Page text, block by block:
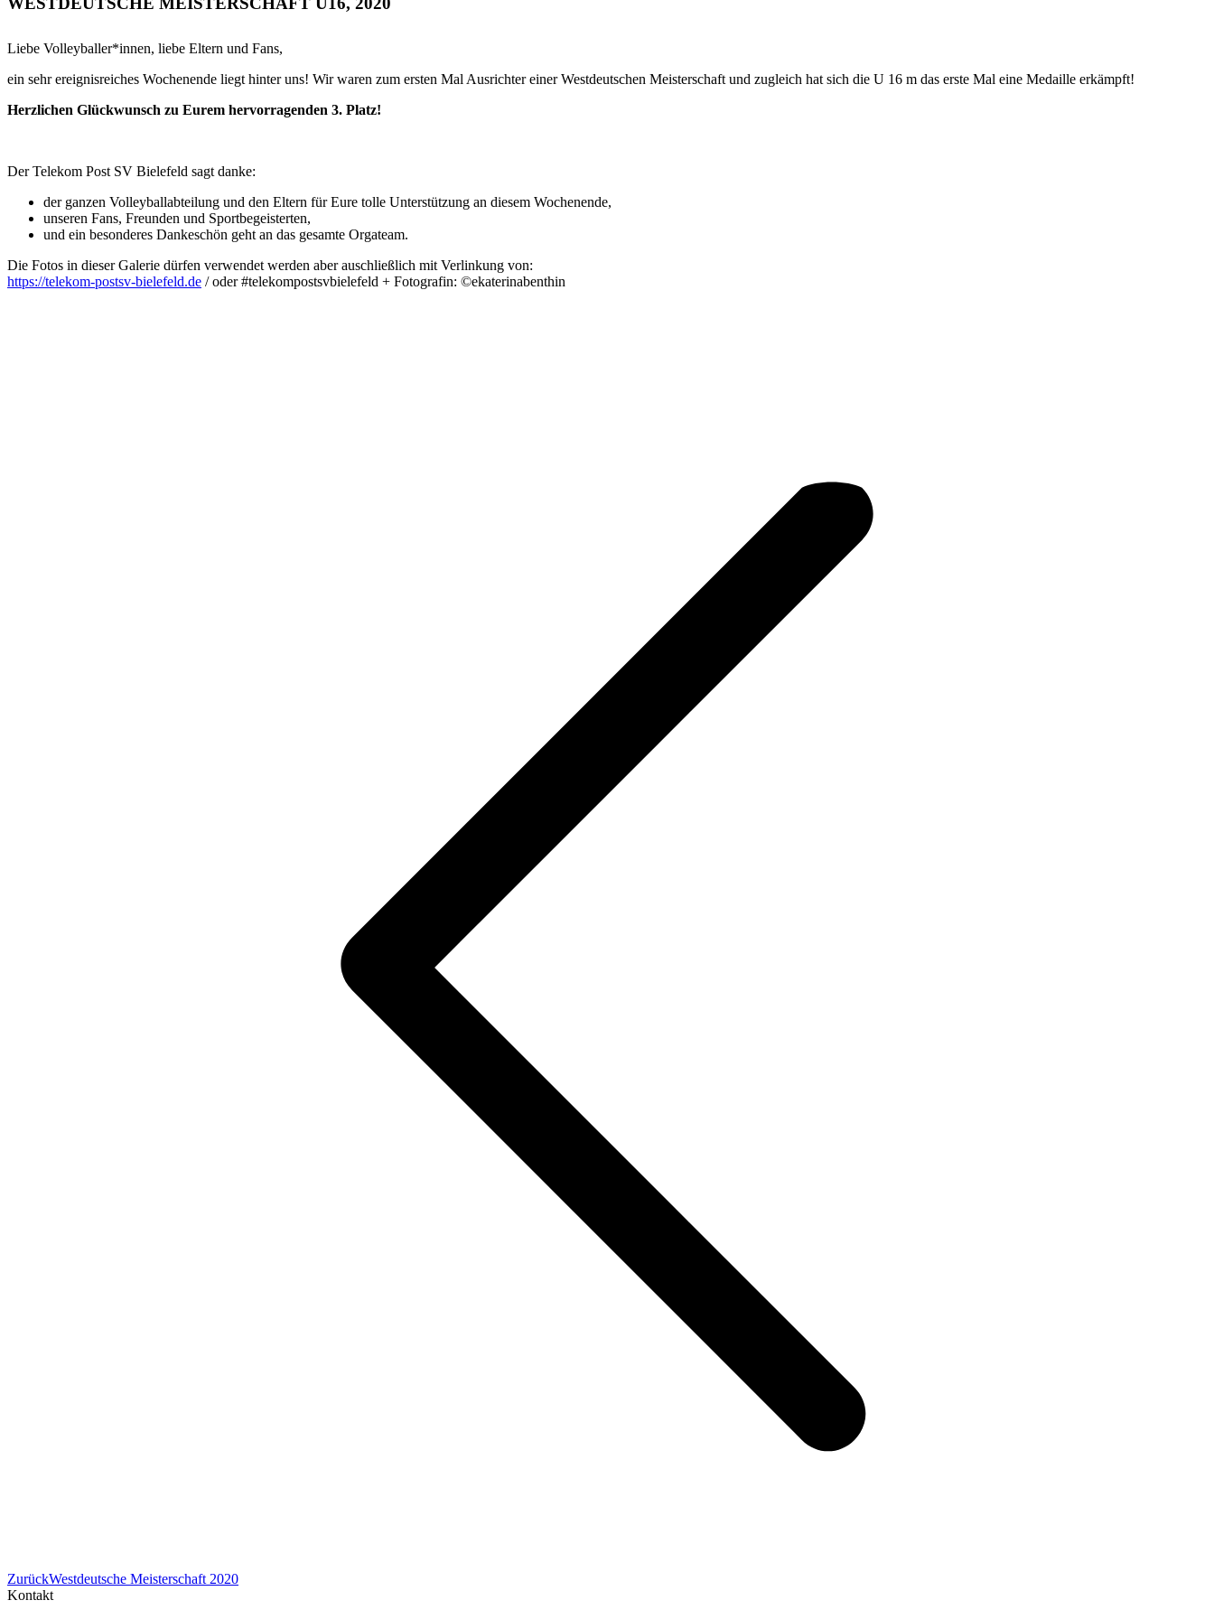
Liebe Volleyballer*innen, liebe Eltern und Fans,
ein sehr ereignisreiches Wochenende liegt hinter uns! Wir waren zum ersten Mal Ausrichter einer Westdeutschen Meisterschaft und zugleich hat sich die U 16 m das erste Mal eine Medaille erkämpft!
Herzlichen Glückwunsch zu Eurem hervorragenden 3. Platz!
Der Telekom Post SV Bielefeld sagt danke:
der ganzen Volleyballabteilung und den Eltern für Eure tolle Unterstützung an diesem Wochenende,
unseren Fans, Freunden und Sportbegeisterten,
und ein besonderes Dankeschön geht an das gesamte Orgateam.
Die Fotos in dieser Galerie dürfen verwendet werden aber auschließlich mit Verlinkung von:
https://telekom-postsv-bielefeld.de / oder #telekompostsvbielefeld + Fotografin: ©ekaterinabenthin
ZurückPrevious
project:
Westdeutsche Meisterschaft 2020
Kontakt